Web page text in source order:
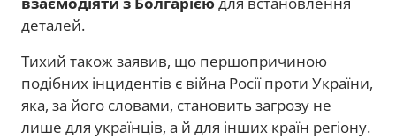
деталей.
Тихий також заявив, що першопричиною
подібних інцидентів є війна Росії проти України,
яка, за його словами, становить загрозу не
лише для українців, а й для інших країн регіону.